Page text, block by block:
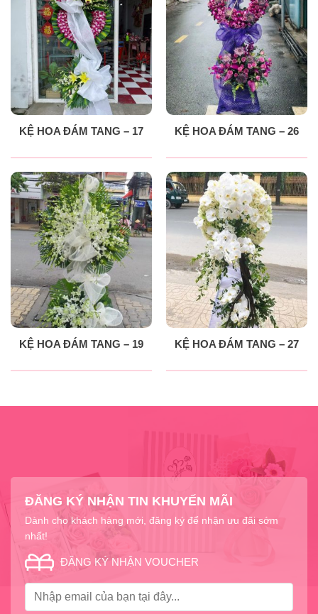
KỆ HOA ĐÁM TANG – 17 KỆ HOA ĐÁM TANG – 26
KỆ HOA ĐÁM TANG – 19 KỆ HOA ĐÁM TANG – 27
ĐĂNG KÝ NHẬN TIN KHUYẾN MÃI
Dành cho khách hàng mới, đăng ký để nhận ưu đãi sớm
nhất!
ĐĂNG KÝ NHẬN VOUCHER